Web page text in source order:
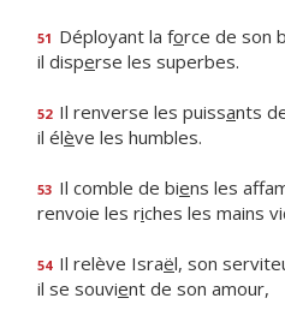
51 Déployant la force de son
il disperse les superbes.
52 Il renverse les puissants
il élève les humbles.
53 Il comble de biens les
renvoie les riches les mains
54 Il relève Israël, son
il se souvient de son amour,